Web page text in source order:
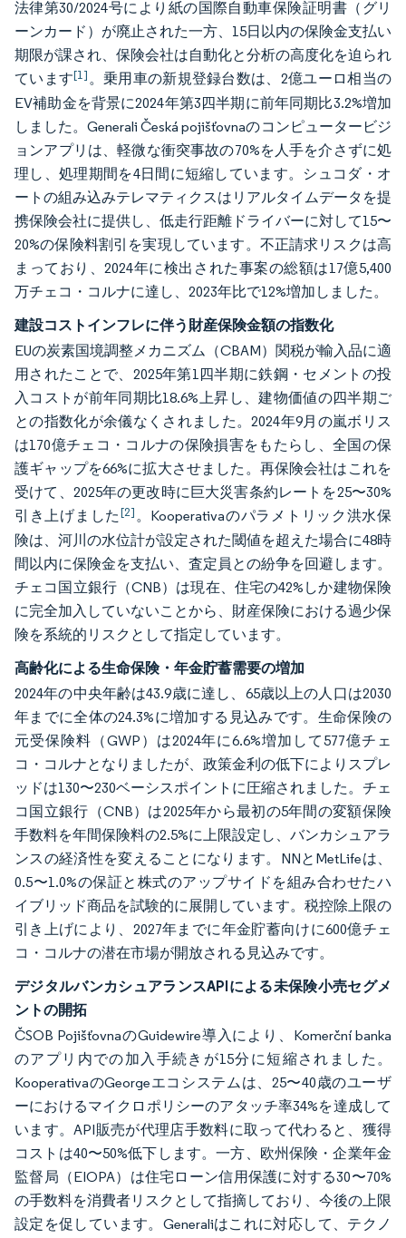
法律第30/2024号により紙の国際自動車保険証明書（グリ
ーンカード）が廃止された一方、15日以内の保険金支払い
期限が課され、保険会社は自動化と分析の高度化を迫られ
ています[1]。乗用車の新規登録台数は、2億ユーロ相当の
EV補助金を背景に2024年第3四半期に前年同期比3.2%増加
しました。Generali Česká pojišťovnaのコンピュータービジ
ョンアプリは、軽微な衝突事故の70%を人手を介さずに処
理し、処理期間を4日間に短縮しています。シュコダ・オ
ートの組み込みテレマティクスはリアルタイムデータを提
携保険会社に提供し、低走行距離ドライバーに対して15〜
20%の保険料割引を実現しています。不正請求リスクは高
まっており、2024年に検出された事案の総額は17億5,400
万チェコ・コルナに達し、2023年比で12%増加しました。
建設コストインフレに伴う財産保険金額の指数化
EUの炭素国境調整メカニズム（CBAM）関税が輸入品に適
用されたことで、2025年第1四半期に鉄鋼・セメントの投
入コストが前年同期比18.6%上昇し、建物価値の四半期ご
との指数化が余儀なくされました。2024年9月の嵐ボリス
は170億チェコ・コルナの保険損害をもたらし、全国の保
護ギャップを66%に拡大させました。再保険会社はこれを
受けて、2025年の更改時に巨大災害条約レートを25〜30%
引き上げました[2]。Kooperativaのパラメトリック洪水保
険は、河川の水位計が設定された閾値を超えた場合に48時
間以内に保険金を支払い、査定員との紛争を回避します。
チェコ国立銀行（CNB）は現在、住宅の42%しか建物保険
に完全加入していないことから、財産保険における過少保
険を系統的リスクとして指定しています。
高齢化による生命保険・年金貯蓄需要の増加
2024年の中央年齢は43.9歳に達し、65歳以上の人口は2030
年までに全体の24.3%に増加する見込みです。生命保険の
元受保険料（GWP）は2024年に6.6%増加して577億チェ
コ・コルナとなりましたが、政策金利の低下によりスプレ
ッドは130〜230ベーシスポイントに圧縮されました。チェ
コ国立銀行（CNB）は2025年から最初の5年間の変額保険
手数料を年間保険料の2.5%に上限設定し、バンカシュアラ
ンスの経済性を変えることになります。NNとMetLifeは、
0.5〜1.0%の保証と株式のアップサイドを組み合わせたハ
イブリッド商品を試験的に展開しています。税控除上限の
引き上げにより、2027年までに年金貯蓄向けに600億チェ
コ・コルナの潜在市場が開放される見込みです。
デジタルバンカシュアランスAPIによる未保険小売セグメ
ントの開拓
ČSOB PojišťovnaのGuidewire導入により、Komerční banka
のアプリ内での加入手続きが15分に短縮されました。
KooperativaのGeorgeエコシステムは、25〜40歳のユーザ
ーにおけるマイクロポリシーのアタッチ率34%を達成して
います。API販売が代理店手数料に取って代わると、獲得
コストは40〜50%低下します。一方、欧州保険・企業年金
監督局（EIOPA）は住宅ローン信用保護に対する30〜70%
の手数料を消費者リスクとして指摘しており、今後の上限
設定を促しています。Generaliはこれに対応して、テクノ